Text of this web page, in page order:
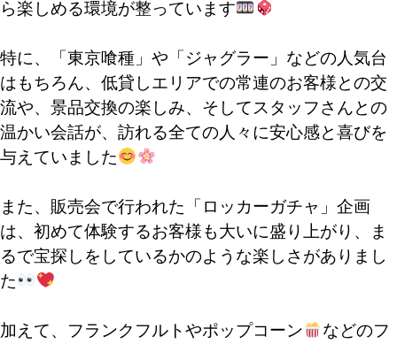
ら楽しめる環境が整っています
特に、「東京喰種」や「ジャグラー」などの人気台
はもちろん、低貸しエリアでの常連のお客様との交
流や、景品交換の楽しみ、そしてスタッフさんとの
温かい会話が、訪れる全ての人々に安心感と喜びを
与えていました
また、販売会で行われた「ロッカーガチャ」企画
は、初めて体験するお客様も大いに盛り上がり、ま
るで宝探しをしているかのような楽しさがありまし
た
加えて、フランクフルトやポップコーン
などのフ